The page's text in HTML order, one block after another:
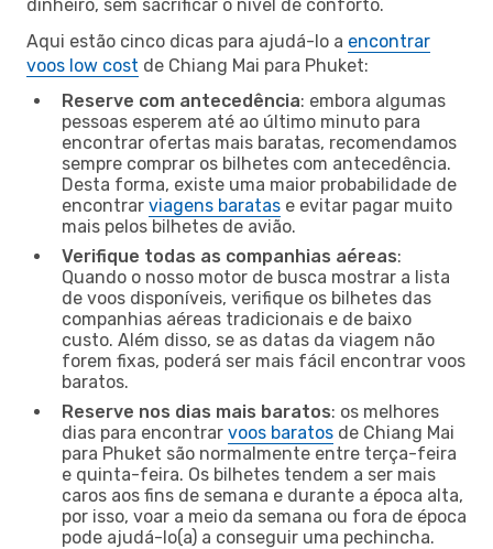
dinheiro, sem sacrificar o nível de conforto.
Aqui estão cinco dicas para ajudá-lo a encontrar
voos low cost de Chiang Mai para Phuket:
Reserve com antecedência: embora algumas
pessoas esperem até ao último minuto para
encontrar ofertas mais baratas, recomendamos
sempre comprar os bilhetes com antecedência.
Desta forma, existe uma maior probabilidade de
encontrar viagens baratas e evitar pagar muito
mais pelos bilhetes de avião.
Verifique todas as companhias aéreas:
Quando o nosso motor de busca mostrar a lista
de voos disponíveis, verifique os bilhetes das
companhias aéreas tradicionais e de baixo
custo. Além disso, se as datas da viagem não
forem fixas, poderá ser mais fácil encontrar voos
baratos.
Reserve nos dias mais baratos: os melhores
dias para encontrar voos baratos de Chiang Mai
para Phuket são normalmente entre terça-feira
e quinta-feira. Os bilhetes tendem a ser mais
caros aos fins de semana e durante a época alta,
por isso, voar a meio da semana ou fora de época
pode ajudá-lo(a) a conseguir uma pechincha.